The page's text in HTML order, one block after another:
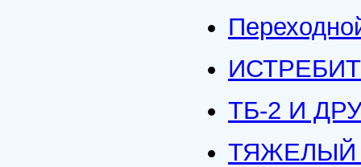
ТБ-2 И
ТЯЖЕЛЫЙ